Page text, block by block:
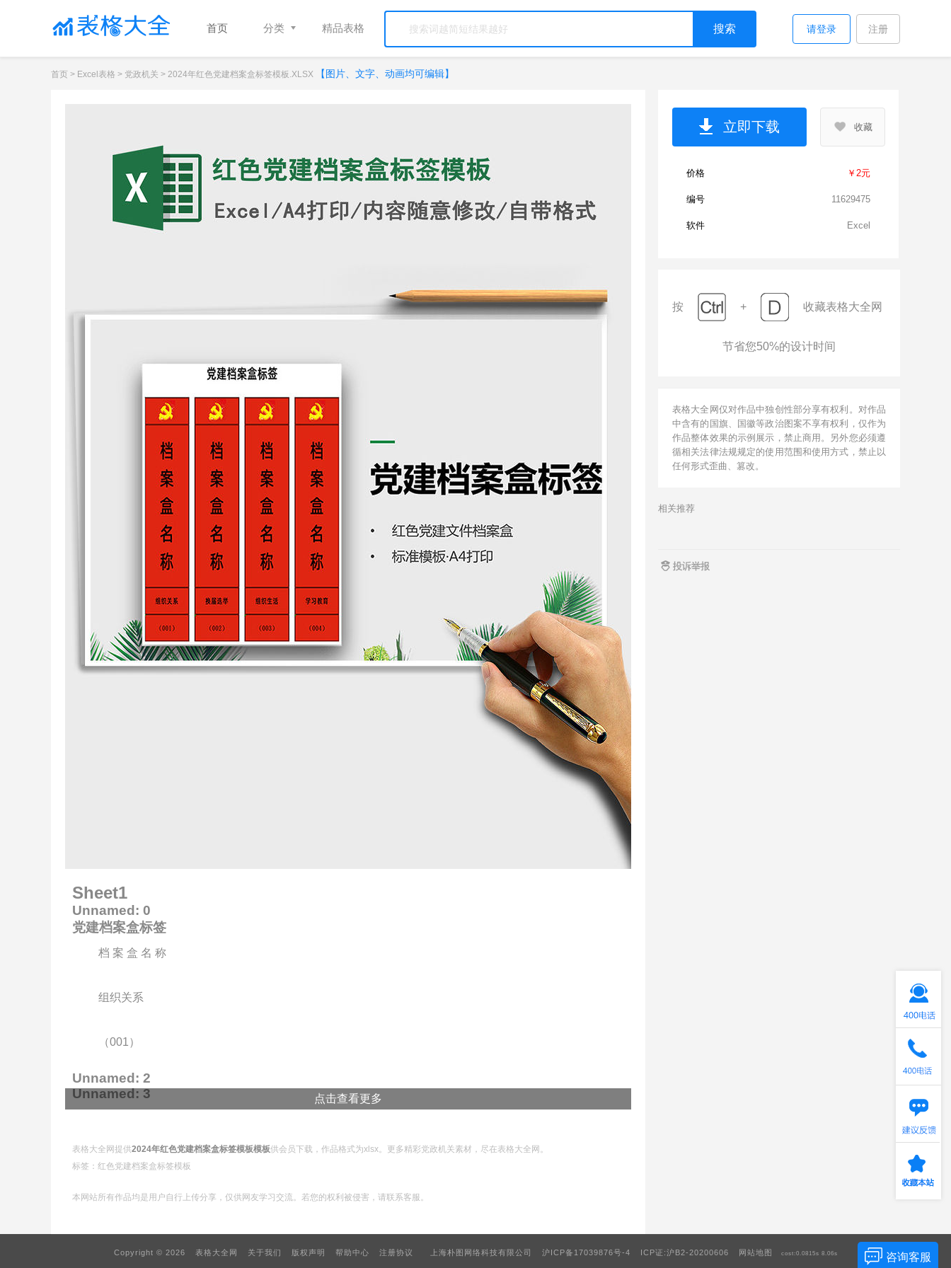
首页 分类 精品表格 搜索 注册
请登录
首页 > Excel表格 > 党政机关 > 2024年红色党建档案盒标签模板.XLSX 【图片、文字、动画均可编辑】
Sheet1
Unnamed: 0
党建档案盒标签
档 案 盒 名 称
组织关系
（001）
Unnamed: 2
Unnamed: 3
换届选举
Unnamed: 5
点击查看更多
表格大全网提供2024年红色党建档案盒标签模板模板供会员下载，作品格式为xlsx。更多精彩党政机关素材，尽在表格大全网。
标签：红色党建档案盒标签模板
本网站所有作品均是用户自行上传分享，仅供网友学习交流。若您的权利被侵害，请联系客服。
立即下载 收藏
价格 ￥2元
编号 11629475
软件 Excel
按 + 收藏表格大全网
节省您50%的设计时间
表格大全网仅对作品中独创性部分享有权利。对作品
中含有的国旗、国徽等政治图案不享有权利，仅作为
作品整体效果的示例展示，禁止商用。另外您必须遵
循相关法律法规规定的使用范围和使用方式，禁止以
任何形式歪曲、篡改。
相关推荐
Copyright © 2026 表格大全网 关于我们 版权声明 帮助中心 注册协议 上海朴图网络科技有限公司 沪ICP备17039876号-4 ICP证:沪B2-20200606 网站地图 cost:0.0815s 8.06s 咨询客服